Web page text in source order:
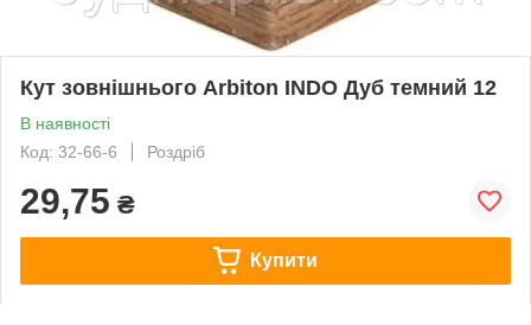
Кут зовнішнього Arbiton INDO Дуб темний 12
В наявності
Код: 32-66-6
Роздріб
29,75 ₴
Купити